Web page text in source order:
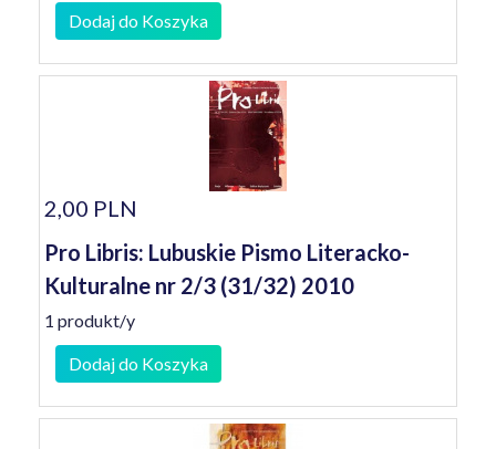
Dodaj do Koszyka
2,00 PLN
Pro Libris: Lubuskie Pismo Literacko-
Kulturalne nr 2/3 (31/32) 2010
1 produkt/y
Dodaj do Koszyka